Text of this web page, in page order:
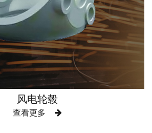
风电轮毂
查看更多